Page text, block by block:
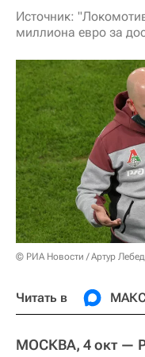
Источник:
миллиона евро за
© РИА Новости / Артур
Читать в
МОСКВА, 4 окт —